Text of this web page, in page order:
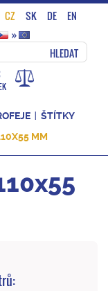
CZ SK DE
EN
»
HLEDAT
ŠTÍTKY
MM